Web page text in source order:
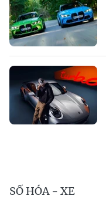
SỐ HÓA - XE